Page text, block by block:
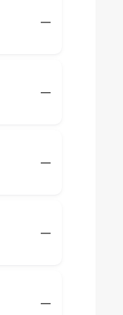
—
—
—
—
—